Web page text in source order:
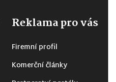
Reklama pro vás
Firemní profil
Komerční články